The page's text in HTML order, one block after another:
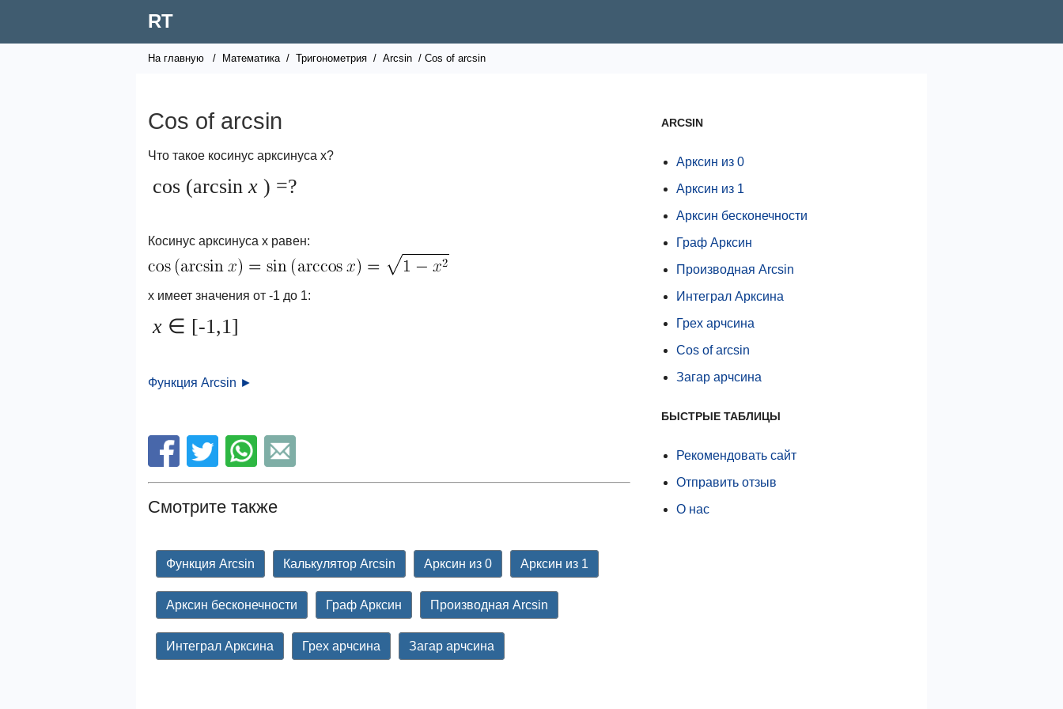
RT
На главную / Математика / Тригонометрия / Arcsin / Cos of arcsin
Cos of arcsin
Что такое косинус арксинуса x?
cos (arcsinx ) =?
Косинус арксинуса x равен:
x имеет значения от -1 до 1:
x ∈ [-1,1]
Функция Arcsin ►
Смотрите также
Функция Arcsin Калькулятор Arcsin Арксин из 0 Арксин из 1
Арксин бесконечности Граф Арксин Производная Arcsin
Интеграл Арксина Грех арчсина Загар арчсина
ARCSIN
Арксин из 0
Арксин из 1
Арксин бесконечности
Граф Арксин
Производная Arcsin
Интеграл Арксина
Грех арчсина
Cos of arcsin
Загар арчсина
БЫСТРЫЕ ТАБЛИЦЫ
Рекомендовать сайт
Отправить отзыв
О нас